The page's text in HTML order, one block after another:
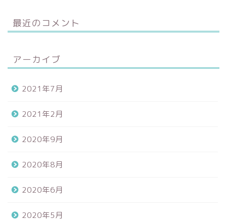
最近のコメント
アーカイブ
2021年7月
2021年2月
2020年9月
2020年8月
2020年6月
2020年5月